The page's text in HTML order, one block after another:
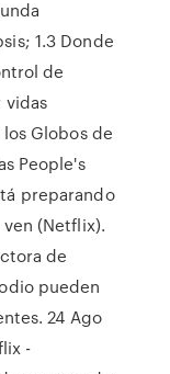
1.3 Donde
de
vidas
Globos de
People's
preparando
(Netflix).
de
pueden
24 Ago
-